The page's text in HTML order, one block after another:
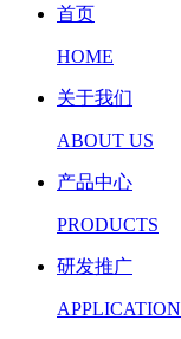
首页
HOME
关于我们
ABOUT US
产品中心
PRODUCTS
研发推广
APPLICATION